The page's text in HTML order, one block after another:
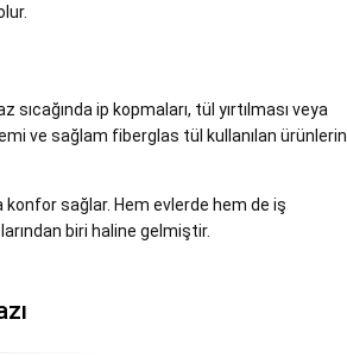
ip kopmaları, tül yırtılması veya
ve sağlam fiberglas tül kullanılan ürünlerin
sağlar. Hem evlerde hem de iş
biri haline gelmiştir.